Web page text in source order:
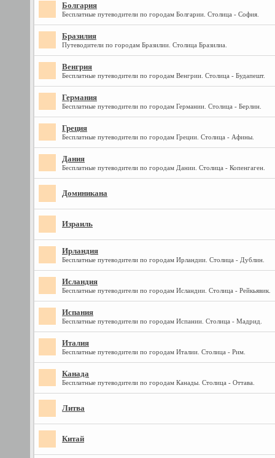
Болгария
Бесплатные путеводители по городам Болгарии. Столица - София.
Бразилия
Путеводители по городам Бразилии. Столица Бразилиа.
Венгрия
Бесплатные путеводители по городам Венгрии. Столица - Будапешт.
Германия
Бесплатные путеводители по городам Германии. Столица - Берлин.
Греция
Бесплатные путеводители по городам Греции. Столица - Афины.
Дания
Бесплатные путеводители по городам Дании. Столица - Копенгаген.
Доминикана
Израиль
Ирландия
Бесплатные путеводители по городам Ирландии. Столица - Дублин.
Исландия
Бесплатные путеводители по городам Исландии. Столица - Рейкьявик.
Испания
Бесплатные путеводители по городам Испании. Столица - Мадрид.
Италия
Бесплатные путеводители по городам Италии. Столица - Рим.
Канада
Бесплатные путеводители по городам Канады. Столица - Оттава.
Литва
Китай